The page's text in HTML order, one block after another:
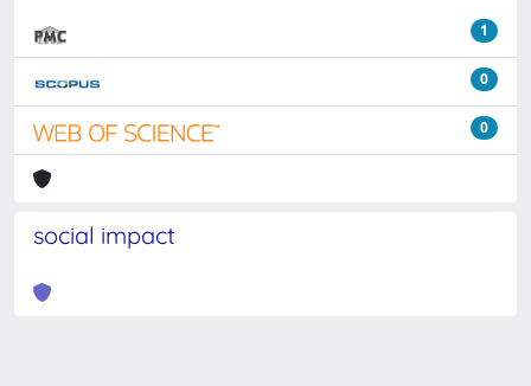
1
0
0
social impact